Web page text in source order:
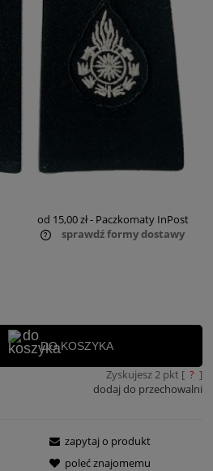
od 15,00 zł- Paczkomaty InPost
sprawdź formy dostawy
DO KOSZYKA
Zyskujesz2pkt [ ? ]
dodaj do przechowalni
zapytaj o produkt
poleć znajomemu